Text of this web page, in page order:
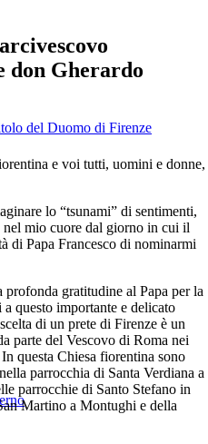
del Duomo di Firenze
don Gherardo
e voi tutti, uomini e donne,
lo “tsunami” di sentimenti,
mio cuore dal giorno in cui il
di Papa Francesco di nominarmi
gratitudine al Papa per la
questo importante e delicato
di un prete di Firenze è un
parte del Vescovo di Roma nei
questa Chiesa fiorentina sono
parrocchia di Santa Verdiana a
parrocchie di Santo Stefano in
Martino a Montughi e della